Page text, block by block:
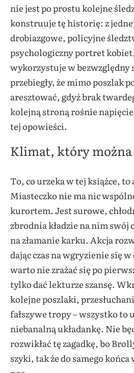
nie jest po prostu kolejne
konstruuje tę historię: z
drobiazgowe, policyjne
psychologiczny portret
wykorzystuje w bezwzględny
przebiegły, że mimo poszlak
aresztować, gdyż brak
kolejną stroną rośnie
tej opowieści.
Klimat, który
To, co urzeka w tej książce,
Miasteczko nie ma nic
kurortem. Jest surowe,
zbrodnia kładzie na nim
na złamanie karku. Akcja
dając czas na wgryzienie się
warto nie zrażać się po
tylko dać lekturze szansę.
kolejne poszlaki,
fałszywe tropy – wszystko to
niebanalną układankę. Nie
rozwikłać tę zagadkę, bo
szyki, tak że do samego